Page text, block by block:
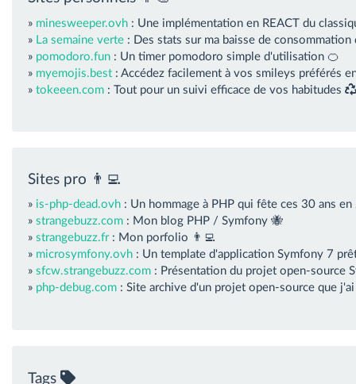
» minesweeper.ovh : Une implémentation en REACT du
» La semaine verte : Des stats sur ma baisse de
» pomodoro.fun : Un timer pomodoro simple d'utilisation 🍊
» myemojis.best : Accédez facilement à vos smileys préférés
» tokeeen.com : Tout pour un suivi efficace de vos habitudes
Sites pro 👨‍💻
» is-php-dead.ovh : Un hommage à PHP qui fête ces 30 ans
» strangebuzz.com : Mon blog PHP / Symfony 🐝
» strangebuzz.fr: Mon porfolio 👨‍💻
» microsymfony.ovh : Un template d'application Symfony 7
» sfcw.strangebuzz.com : Présentation du projet open-source
» php-debug.com : Site archive d'un projet open-source que
Tags